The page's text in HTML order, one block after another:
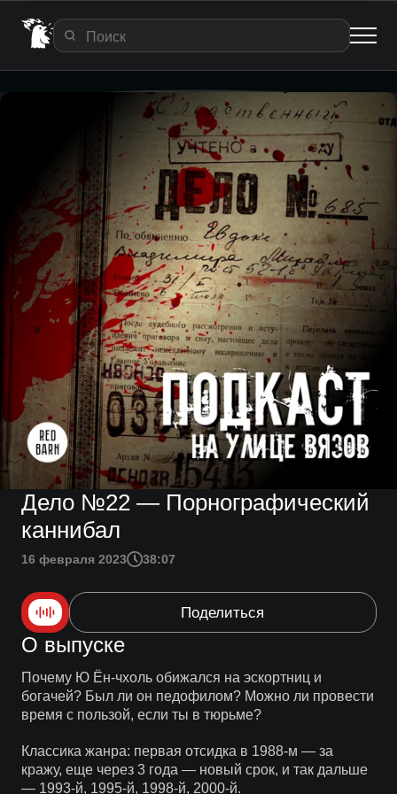
Дело №22 — Порнографический
каннибал
16 февраля 2023 38:07
Поделиться
О выпуске
Почему Ю Ён-чхоль обижался на эскортниц и
богачей? Был ли он педофилом? Можно ли провести
время с пользой, если ты в тюрьме?
Классика жанра: первая отсидка в 1988-м — за
кражу, еще через 3 года — новый срок, и так дальше
— 1993-й, 1995-й, 1998-й, 2000-й.